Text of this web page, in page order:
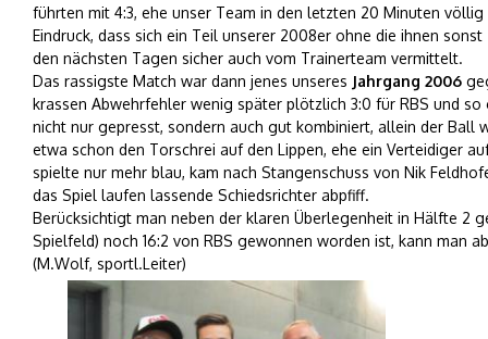
führten mit 4:3, ehe unser Team in den letzten 20 Minuten
Eindruck, dass sich ein Teil unserer 2008er ohne die ihnen
den nächsten Tagen sicher auch vom Trainerteam vermittelt.
Das rassigste Match war dann jenes unseres Jahrgang 2006
krassen Abwehrfehler wenig später plötzlich 3:0 für RBS und
nicht nur gepresst, sondern auch gut kombiniert, allein der Ball
etwa schon den Torschrei auf den Lippen, ehe ein Verteidiger
spielte nur mehr blau, kam nach Stangenschuss von Nik
das Spiel laufen lassende Schiedsrichter abpfiff.
Berücksichtigt man neben der klaren Überlegenheit in Hälfte 2
Spielfeld) noch 16:2 von RBS gewonnen worden ist, kann man
(M.Wolf, sportl.Leiter)